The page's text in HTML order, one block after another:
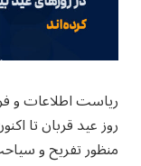
ریاست اطلاعات و
منظور تفریح و